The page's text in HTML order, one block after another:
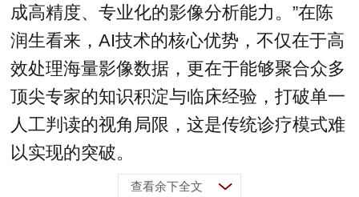
成高精度、专业化的影像分析能力。”在陈
润生看来，AI技术的核心优势，不仅在于高
效处理海量影像数据，更在于能够聚合众多
顶尖专家的知识积淀与临床经验，打破单一
人工判读的视角局限，这是传统诊疗模式难
以实现的突破。
查看余下全文